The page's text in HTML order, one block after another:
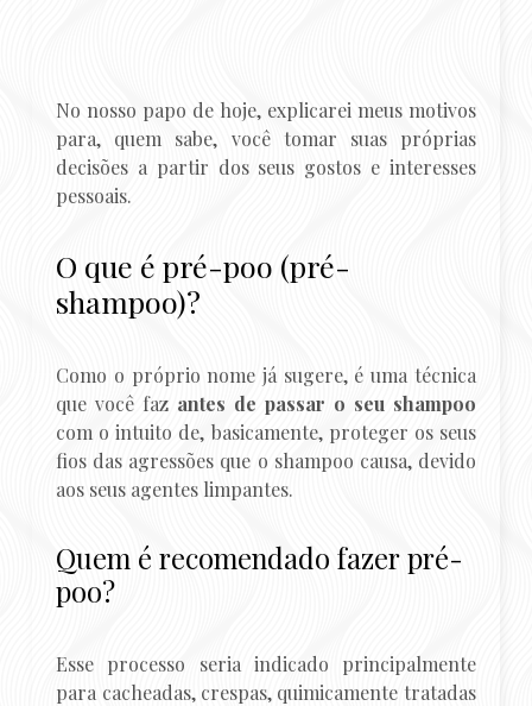
No nosso papo de hoje, explicarei meus motivos
para, quem sabe, você tomar suas próprias
decisões a partir dos seus gostos e interesses
pessoais.
O que é pré-poo (pré-
shampoo)?
Como o próprio nome já sugere, é uma técnica
que você faz antes de passar o seu shampoo
com o intuito de, basicamente, proteger os seus
fios das agressões que o shampoo causa, devido
aos seus agentes limpantes.
Quem é recomendado fazer pré-
poo?
Esse processo seria indicado principalmente
para cacheadas, crespas, quimicamente tratadas